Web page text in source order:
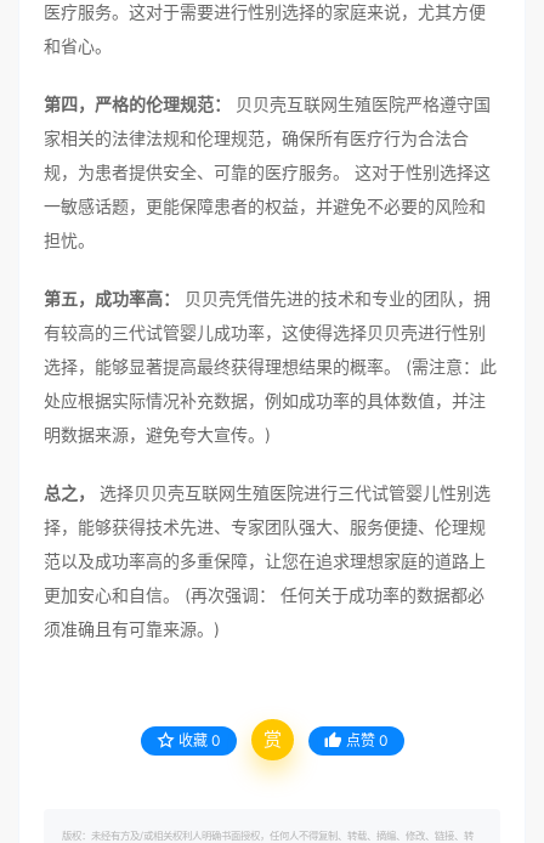
医疗服务。这对于需要进行性别选择的家庭来说，尤其方便
和省心。
第四，严格的伦理规范：
贝贝壳互联网生殖医院严格遵守国
家相关的法律法规和伦理规范，确保所有医疗行为合法合
规，为患者提供安全、可靠的医疗服务。 这对于性别选择这
一敏感话题，更能保障患者的权益，并避免不必要的风险和
担忧。
第五，成功率高：
贝贝壳凭借先进的技术和专业的团队，拥
有较高的三代试管婴儿成功率，这使得选择贝贝壳进行性别
选择，能够显著提高最终获得理想结果的概率。 (需注意：此
处应根据实际情况补充数据，例如成功率的具体数值，并注
明数据来源，避免夸大宣传。)
总之，
选择贝贝壳互联网生殖医院进行三代试管婴儿性别选
择，能够获得技术先进、专家团队强大、服务便捷、伦理规
范以及成功率高的多重保障，让您在追求理想家庭的道路上
更加安心和自信。 (再次强调： 任何关于成功率的数据都必
须准确且有可靠来源。)
收藏 0 赏 点赞 0
版权：未经有方及/或相关权利人明确书面授权，任何人不得复制、转载、摘编、修改、链接、转